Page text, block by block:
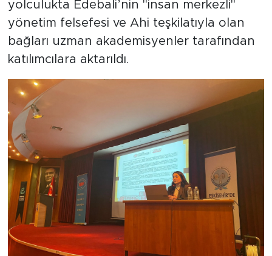
yolculukta Edebali’nin "insan merkezli"
yönetim felsefesi ve Ahi teşkilatıyla olan
bağları uzman akademisyenler tarafından
katılımcılara aktarıldı.